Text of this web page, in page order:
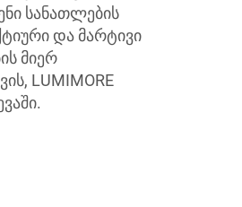
სანათლების
და მარტივი
მიერ
LUMIMORE